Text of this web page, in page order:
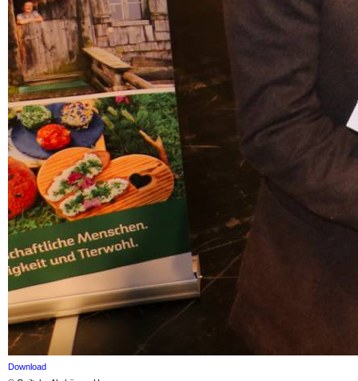
Download